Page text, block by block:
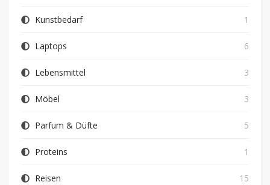
Kunstbedarf 1
Laptops 6
Lebensmittel 3
Möbel 3
Parfum & Düfte 5
Proteins 1
Reisen 15